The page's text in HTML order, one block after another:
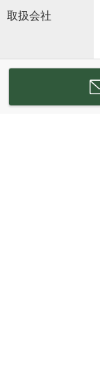
取扱会社